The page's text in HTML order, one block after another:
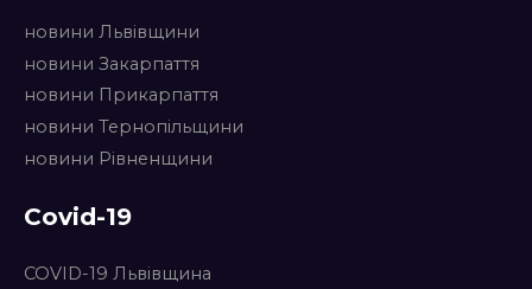
новини Львівщини
новини Закарпаття
новини Прикарпаття
новини Тернопільщини
новини Рівненщини
Covid-19
COVID-19 Львівщина